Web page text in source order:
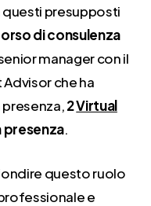
questi presupposti
di consulenza
manager con il
Advisorche ha
2Virtual
presenza.
questo ruolo
e